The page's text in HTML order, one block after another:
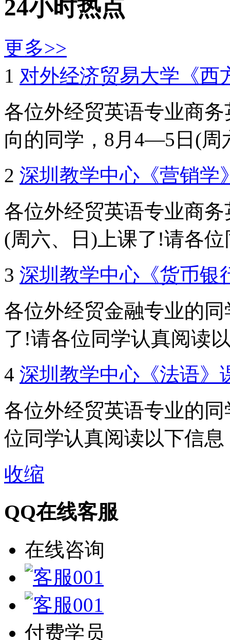
24小时热点
更多>>
1 对外经济贸易大学《西
各位外经贸英语专业商
向的同学，8月4—5日(周
2 深圳教学中心《营销学
各位外经贸英语专业商
(周六、日)上课了!请各位
3 深圳教学中心《货币银
各位外经贸金融专业的
了!请各位同学认真阅读
4 深圳教学中心《法语》
各位外经贸英语专业的
位同学认真阅读以下信息
收缩
QQ在线客服
在线咨询
付费学员